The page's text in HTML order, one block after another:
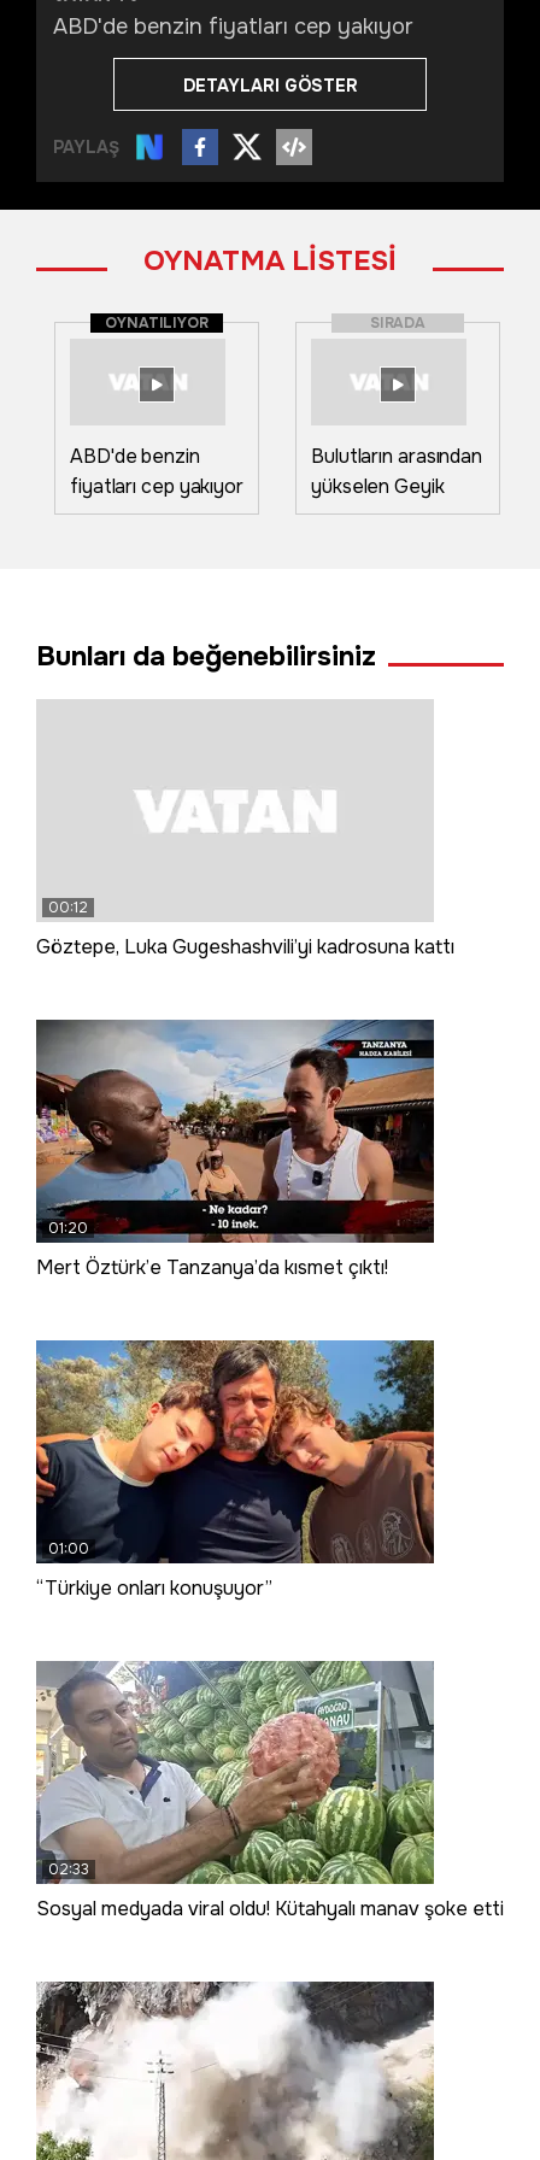
ABD'de benzin fiyatları cep yakıyor
DETAYLARI GÖSTER
PAYLAŞ
OYNATMA LİSTESİ
OYNATILIYOR
ABD'de benzin
fiyatları cep yakıyor
SIRADA
Bulutların arasından
yükselen Geyik
Dolunayı, Van Gölü
Bunları da beğenebilirsiniz
00:12
Göztepe, Luka Gugeshashvili’yi kadrosuna kattı
01:20
Mert Öztürk’e Tanzanya’da kısmet çıktı!
01:00
“Türkiye onları konuşuyor”
02:33
Sosyal medyada viral oldu! Kütahyalı manav şoke etti